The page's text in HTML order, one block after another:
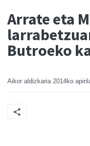
Arrate eta
Butroeko
Aikor aldizkaria 2014ko